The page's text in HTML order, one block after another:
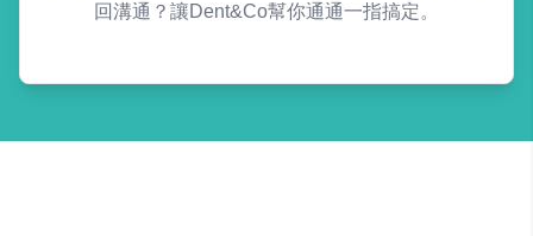
回溝通？讓Dent&Co幫你通通一指搞定。